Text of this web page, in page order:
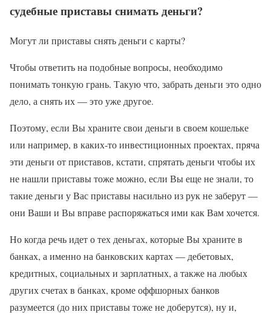
судебные приставы снимать деньги?
Могут ли приставы снять деньги с карты?
Чтобы ответить на подобные вопросы, необходимо
понимать тонкую грань. Такую что, забрать деньги это одно
дело, а снять их — это уже другое.
Поэтому, если Вы храните свои деньги в своем кошельке
или например, в каких-то инвестиционных проектах, пряча
эти деньги от приставов, кстати, спрятать деньги чтобы их
не нашли приставы тоже можно, если Вы еще не знали, то
такие деньги у Вас приставы насильно из рук не заберут —
они Ваши и Вы вправе распоряжаться ими как Вам хочется.
Но когда речь идет о тех деньгах, которые Вы храните в
банках, а именно на банковских картах — дебетовых,
кредитных, социальных и зарплатных, а также на любых
других счетах в банках, кроме оффшорных банков
разумеется (до них приставы тоже не доберутся), ну и,